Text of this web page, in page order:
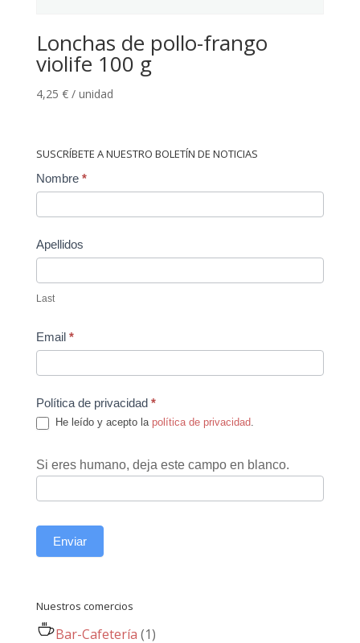
Lonchas de pollo-frango
violife 100 g
4,25 € / unidad
SUSCRÍBETE A NUESTRO BOLETÍN DE NOTICIAS
Contact
Nombre *
Apellidos
Last
Email *
Política de privacidad *
He leído y acepto la política de privacidad
Si eres humano, deja este campo en blanco.
Enviar
Nuestros comercios
Bar-Cafetería (1)